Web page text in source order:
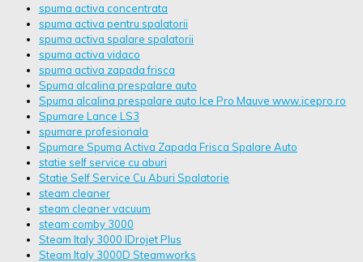
spuma activa concentrata
spuma activa pentru spalatorii
spuma activa spalare spalatorii
spuma activa vidaco
spuma activa zapada frisca
Spuma alcalina prespalare auto
Spuma alcalina prespalare auto Ice Pro Mauve www.icepro.ro
Spumare Lance LS3
spumare profesionala
Spumare Spuma Activa Zapada Frisca Spalare Auto
statie self service cu aburi
Statie Self Service Cu Aburi Spalatorie
steam cleaner
steam cleaner vacuum
steam comby 3000
Steam Italy 3000 IDrojet Plus
Steam Italy 3000D Steamworks